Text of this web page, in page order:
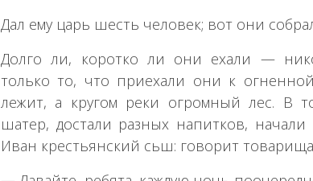
Дал ему царь шесть человек; вот они
Долго ли, коротко ли они ехали —
только то, что приехали они к
лежит, а кругом реки огромный лес. В
шатер, достали разных напитков, начали
Иван крестьянский сьш: говорит